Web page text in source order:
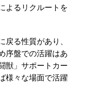
よるリクルートを
戻る性質があり、
序盤での活躍はあ
獣」サポートカー
様々な場面で活躍